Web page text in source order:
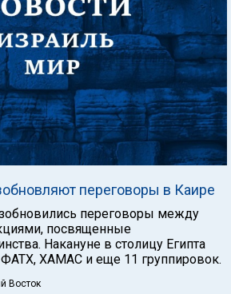
переговоры в Каире
переговоры между
посвященные
Накануне в столицу Египта
ХАМАС и еще 11 группировок.
Восток